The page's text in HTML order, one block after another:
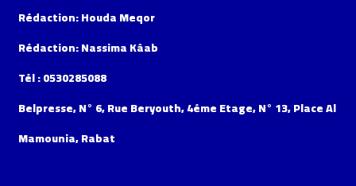
Rédaction: Houda Meqor
Rédaction: Nassima Kâab
Tél : 0530285088
Belpresse, N° 6, Rue Beryouth, 4éme Etage, N° 13, Place Al
Mamounia, Rabat